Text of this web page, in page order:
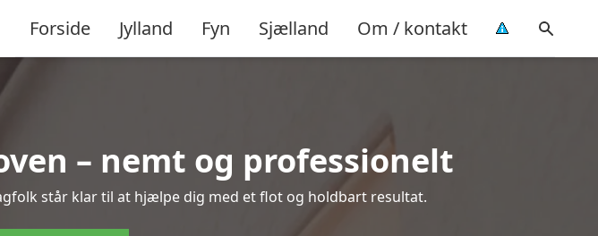
Forside Jylland Fyn Sjælland Om / kontakt
– nemt og professionelt
står klar til at hjælpe dig med et flot og holdbart resultat.